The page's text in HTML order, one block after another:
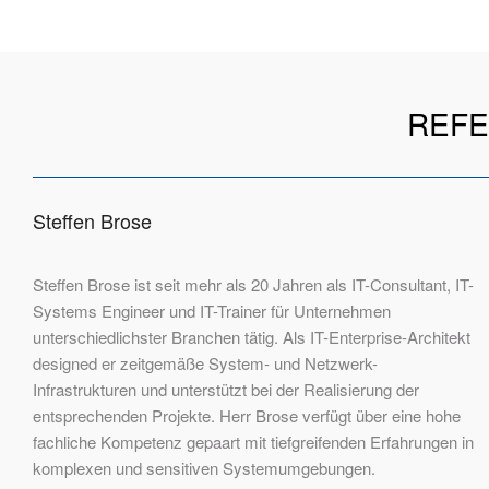
Steffen Brose
Steffen Brose ist seit mehr als 20 Jahren als IT-Consultant, IT-
Systems Engineer und IT-Trainer für Unternehmen
unterschiedlichster Branchen tätig. Als IT-Enterprise-Architekt
designed er zeitgemäße System- und Netzwerk-
Infrastrukturen und unterstützt bei der Realisierung der
entsprechenden Projekte. Herr Brose verfügt über eine hohe
fachliche Kompetenz gepaart mit tiefgreifenden Erfahrungen in
komplexen und sensitiven Systemumgebungen.